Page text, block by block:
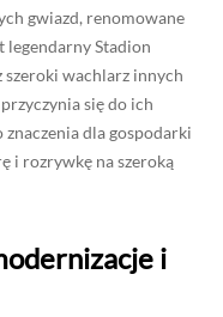
gwiazd, renomowane
legendarny Stadion
szeroki wachlarz innych
się do ich
dla gospodarki
i rozrywkę na szeroką
i